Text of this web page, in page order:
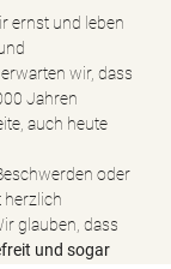
ernst und leben
wir, dass
Jahren
auch heute
oder
herzlich
glauben, dass
und sogar